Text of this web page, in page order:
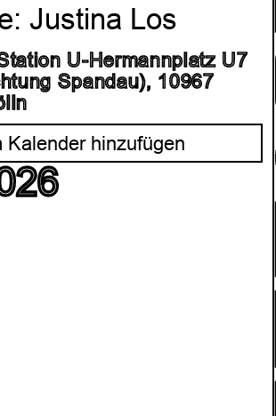
Justina Los
U-Hermannplatz U7
Spandau), 10967
Kalender hinzufügen